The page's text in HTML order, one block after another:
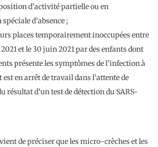
d’activité partielle ou en
d’absence ;
places temporairement inoccupées entre
et le 30 juin 2021 par des enfants dont
présente les symptômes de l’infection à
est en arrêt de travail dans l’attente de
résultat d’un test de détection du SARS-
de préciser que les micro-crèches et les